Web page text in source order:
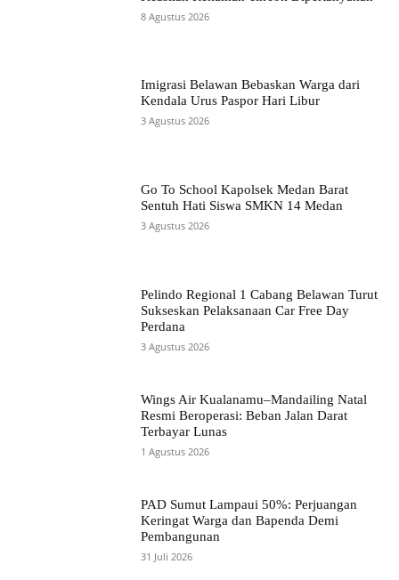
8 Agustus 2026
Imigrasi Belawan Bebaskan Warga dari
Kendala Urus Paspor Hari Libur
3 Agustus 2026
Go To School Kapolsek Medan Barat
Sentuh Hati Siswa SMKN 14 Medan
3 Agustus 2026
Pelindo Regional 1 Cabang Belawan Turut
Sukseskan Pelaksanaan Car Free Day
Perdana
3 Agustus 2026
Wings Air Kualanamu–Mandailing Natal
Resmi Beroperasi: Beban Jalan Darat
Terbayar Lunas
1 Agustus 2026
PAD Sumut Lampaui 50%: Perjuangan
Keringat Warga dan Bapenda Demi
Pembangunan
31 Juli 2026